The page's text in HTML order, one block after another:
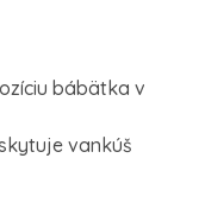
bábätka v
vankúš